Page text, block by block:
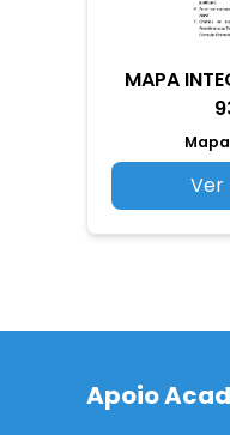
MAPA
Ver
Apoio